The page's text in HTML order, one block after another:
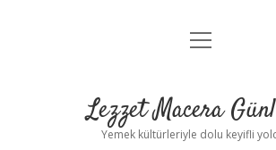
Anasayfa
Yasal Uyarı
menüyü
Lezzet Macera
Yemek kültürleriyle dolu keyifli